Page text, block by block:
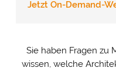
Jetzt On-Demand-
Sie haben Fragen zu
wissen, welche